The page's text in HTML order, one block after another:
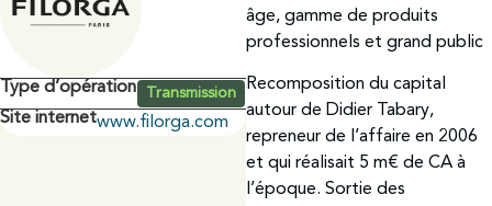
Type d’opération Transmission
Site internetwww.filorga.com
âge, gamme de produits
professionnels et grand public
Recomposition du capital
autour de Didier Tabary,
repreneur de l’affaire en 2006
et qui réalisait 5 m€ de CA à
l’époque. Sortie des